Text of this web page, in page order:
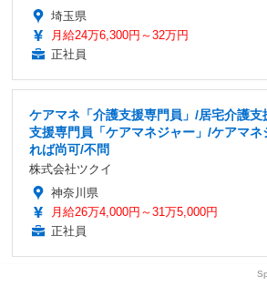
埼玉県
月給24万6,300円～32万円
正社員
ケアマネ「介護支援専門員」/居宅介護
支援専門員「ケアマネジャー」/ケアマ
れば尚可/不問
株式会社ツクイ
神奈川県
月給26万4,000円～31万5,000円
正社員